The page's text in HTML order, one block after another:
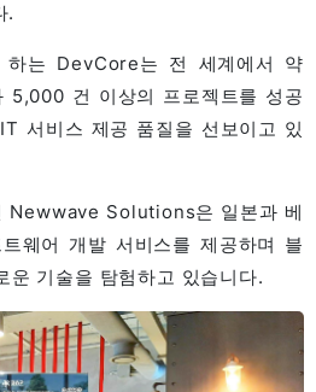
.
하는 DevCore는 전 세계에서 약
5,000 건 이상의 프로젝트를 성공
서비스 제공 품질을 선보이고 있
Newwave Solutions은 일본과 베
웨어 개발 서비스를 제공하며 블
운 기술을 탐험하고 있습니다.